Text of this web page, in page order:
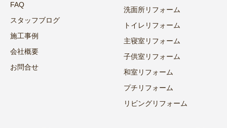
FAQ
スタッフブログ
施工事例
会社概要
お問合せ
洗面所リフォーム
トイレリフォーム
主寝室リフォーム
子供室リフォーム
和室リフォーム
プチリフォーム
リビングリフォーム